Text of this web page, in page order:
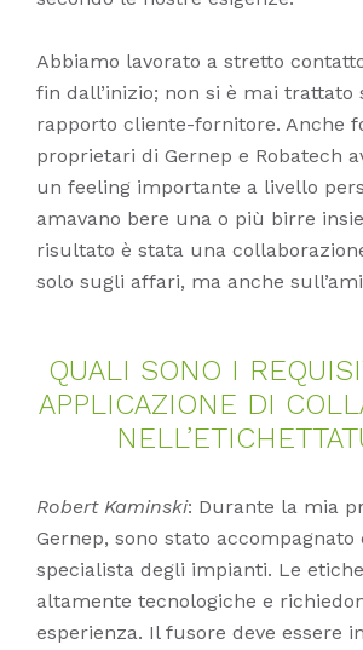
Abbiamo lavorato a stretto
fin dall’inizio; non si è mai trattato
rapporto cliente-fornitore. Anche
proprietari di Gernep e Robatech
un feeling importante a livello
amavano bere una o più birre
risultato è stata una
solo sugli affari, ma anche
QUA­LI SONO I
AP­P­LI­CA­ZIO­NE DI
Robert Kaminski: Durante la mia
Gernep, sono stato accompagnato
specialista degli impianti. Le
altamente tecnologiche e
esperienza. Il fusore deve essere